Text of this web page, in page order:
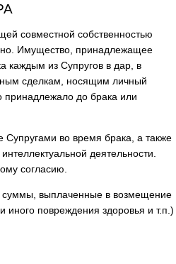
совместной собственностью
Имущество, принадлежащее
каждым из Супругов в дар, в
сделкам, носящим личный
принадлежало до брака или
во время брака, а также
деятельности.
согласию.
выплаченные в возмещение
иного повреждения здоровья и т.п.)